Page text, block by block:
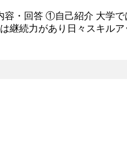
・回答 ①自己紹介 大学
続力があり日々スキル